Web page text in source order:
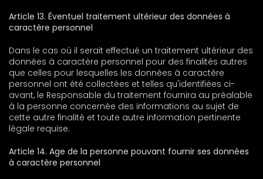
Article 13. Éventuel traitement ultérieur des données à
caractère personnel
Dans le cas où il serait effectué un traitement ultérieur des
données à caractère personnel pour des finalités autres
que celles pour lesquelles les données à caractère
personnel ont été collectées et telles qu'identifiées ci-
avant, le Responsable du traitement fournira au préalable
à la personne concernée des informations au sujet de
cette autre finalité et toute autre information pertinente
légale requise.
Article 14. Age de la personne pouvant fournir ses données
à caractère personnel